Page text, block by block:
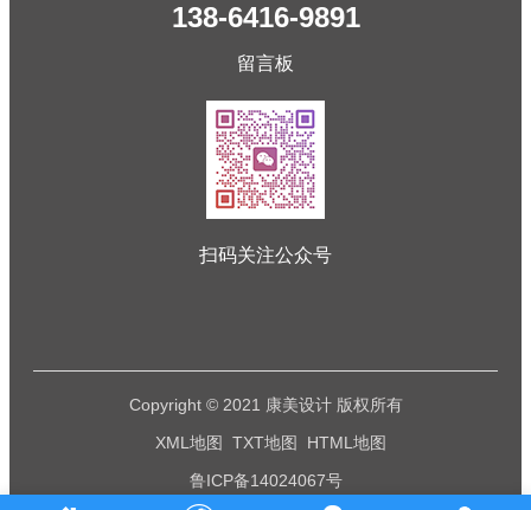
138-6416-9891
留言板
扫码关注公众号
Copyright © 2021 康美设计 版权所有
XML地图
TXT地图
HTML地图
鲁ICP备14024067号